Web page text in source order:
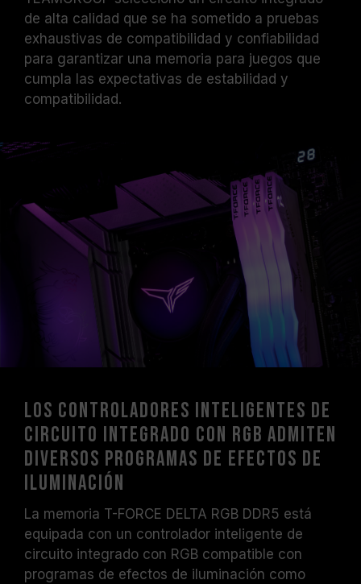
de alta calidad que se ha sometido a pruebas
exhaustivas de compatibilidad y confiabilidad
para garantizar una memoria para juegos que
cumpla las expectativas de estabilidad y
compatibilidad.
Los controladores inteligentes de
circuito integrado con RGB admiten
diversos programas de efectos de
iluminación
La memoria T-FORCE DELTA RGB DDR5 está
equipada con un controlador inteligente de
circuito integrado con RGB compatible con
programas de efectos de iluminación como